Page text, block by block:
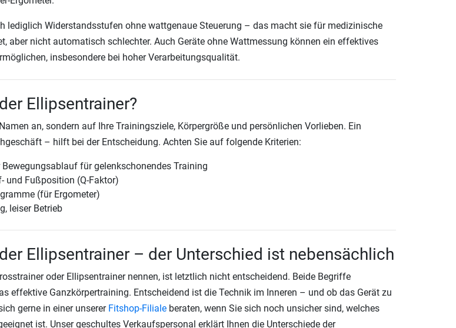
lediglich Widerstandsstufen ohne wattgenaue Steuerung – das macht sie für medizinische
aber nicht automatisch schlechter. Auch Geräte ohne Wattmessung können ein effektives
insbesondere bei hoher Verarbeitungsqualität.
Ellipsentrainer?
an, sondern auf Ihre Trainingsziele, Körpergröße und persönlichen Vorlieben. Ein
– hilft bei der Entscheidung. Achten Sie auf folgende Kriterien:
Bewegungsablauf für gelenkschonendes Training
und Fußposition (Q-Faktor)
(für Ergometer)
leiser Betrieb
Ellipsentrainer – der Unterschied ist nebensächlich
oder Ellipsentrainer nennen, ist letztlich nicht entscheidend. Beide Begriffe
effektive Ganzkörpertraining. Entscheidend ist die Technik im Inneren – und ob das Gerät zu
gerne in einer unserer Fitshop-Filialeberaten, wenn Sie sich noch unsicher sind, welches
ist. Unser geschultes Verkaufspersonal erklärt Ihnen die Unterschiede der